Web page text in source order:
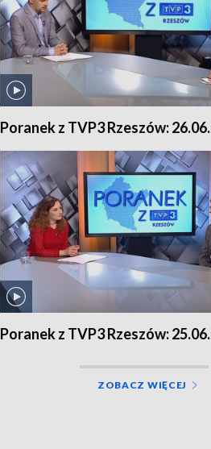
Poranek z TVP3 Rzeszów:
Poranek z TVP3 Rzeszów:
ZOBACZ WIĘCEJ